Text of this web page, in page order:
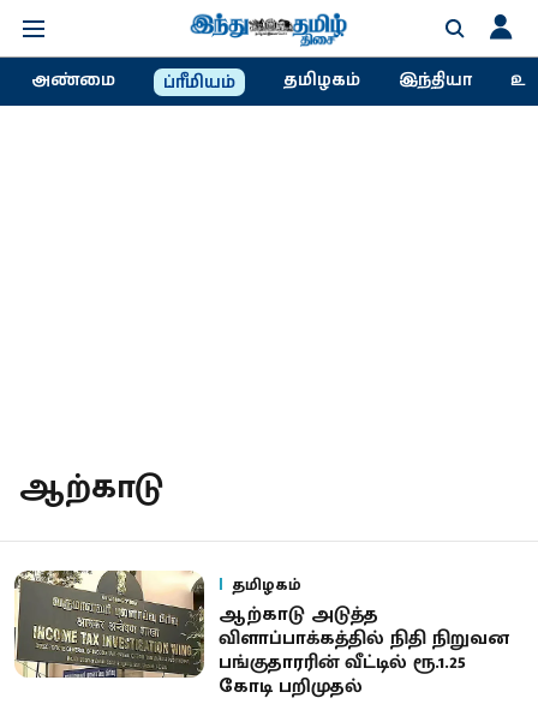
அண்மை ப்ரீமியம் தமிழகம் இந்தியா
ஆற்காடு
தமிழகம்
ஆற்காடு அடுத்த
விளாப்பாக்கத்தில் நிதி நிறுவன
பங்குதாரரின் வீட்டில் ரூ.1.25
கோடி பறிமுதல்